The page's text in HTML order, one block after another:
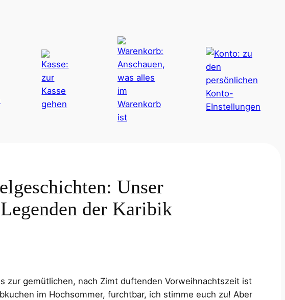
Unser
der Karibik
zur gemütlichen, nach Zimt duftenden Vorweihnachtszeit ist
im Hochsommer, furchtbar, ich stimme euch zu! Aber